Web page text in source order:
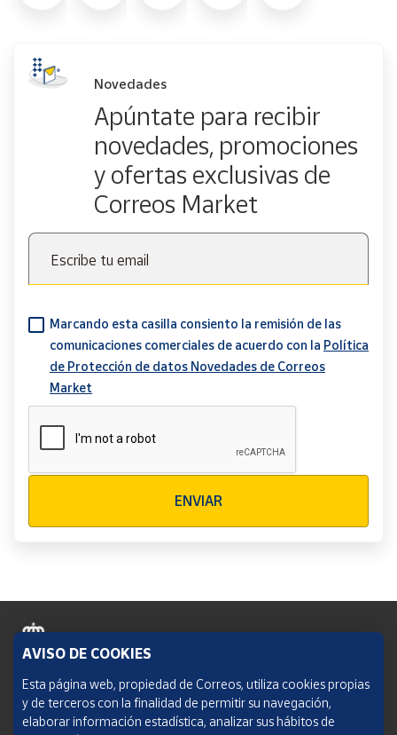
Novedades
Apúntate para recibir
novedades, promociones
y ofertas exclusivas de
Correos Market
Escribe tu email
Marcando esta casilla consiento la remisión de las
comunicaciones comerciales de acuerdo con la Política
de Protección de datos Novedades de Correos
Market
ENVIAR
Política de cookies
Aviso legal
AVISO DE COOKIES
Esta página web, propiedad de Correos, utiliza cookies propias
y de terceros con la finalidad de permitir su navegación,
elaborar información estadística, analizar sus hábitos de